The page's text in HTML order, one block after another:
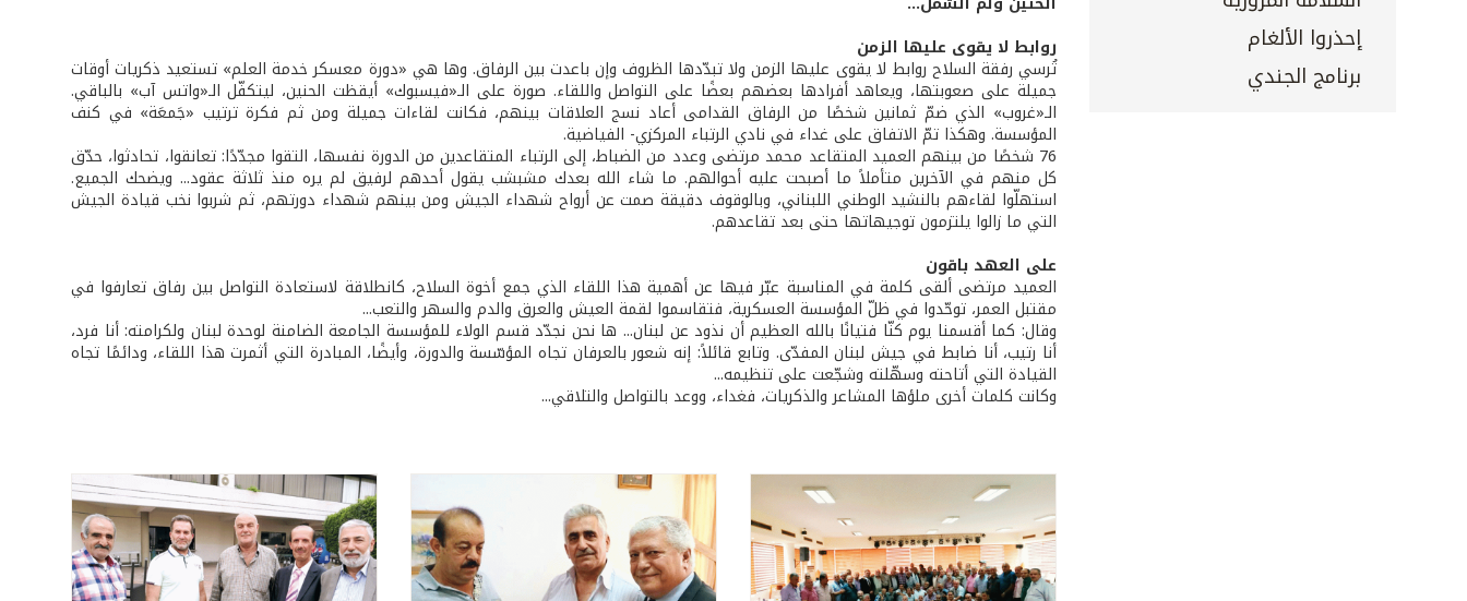
إحذروا الألغام
برنامج الجندي
روابط لا يقوى عليها الزمن
تُرسي رفقة السلاح روابط لا يقوى عليها الزمن ولا تبدّدها الظروف وإن باعدت بين الرفاق. وها هي «دورة معسكر خدمة العلم» تستعيد ذكريات أوقات
جميلة على صعوبتها، ويعاهد أفرادها بعضهم بعضًا على التواصل واللقاء. صورة على الـ«فيسبوك» أيقظت الحنين، ليتكفّل الـ«واتس آب» بالباقي.
الـ«غروب» الذي ضمّ ثمانين شخصًا من الرفاق القدامى أعاد نسج العلاقات بينهم، فكانت لقاءات جميلة ومن ثم فكرة ترتيب «جَمعَة» في كنف
المؤسسة. وهكذا تمّ الاتفاق على غداء في نادي الرتباء المركزي- الفياضية.
76 شخصًا من بينهم العميد المتقاعد محمد مرتضى وعدد من الضباط، إلى الرتباء المتقاعدين من الدورة نفسها، التقوا مجدّدًا: تعانقوا، تحادثوا، حدّق
كل منهم في الآخرين متأملاً ما أصبحت عليه أحوالهم. ما شاء الله بعدك مشبشب يقول أحدهم لرفيق لم يره منذ ثلاثة عقود... ويضحك الجميع.
استهلّوا لقاءهم بالنشيد الوطني اللبناني، وبالوقوف دقيقة صمت عن أرواح شهداء الجيش ومن بينهم شهداء دورتهم، ثم شربوا نخب قيادة الجيش
التي ما زالوا يلتزمون توجيهاتها حتى بعد تقاعدهم.
على العهد باقون
العميد مرتضى ألقى كلمة في المناسبة عبّر فيها عن أهمية هذا اللقاء الذي جمع أخوة السلاح، كانطلاقة لاستعادة التواصل بين رفاق تعارفوا في
مقتبل العمر، توحّدوا في ظلّ المؤسسة العسكرية، فتقاسموا لقمة العيش والعرق والدم والسهر والتعب...
وقال: كما أقسمنا يوم كنّا فتيانًا بالله العظيم أن نذود عن لبنان... ها نحن نجدّد قسم الولاء للمؤسسة الجامعة الضامنة لوحدة لبنان ولكرامته: أنا فرد،
أنا رتيب، أنا ضابط في جيش لبنان المفدّى. وتابع قائلاً: إنه شعور بالعرفان تجاه المؤسّسة والدورة، وأيضًا، المبادرة التي أثمرت هذا اللقاء، ودائمًا تجاه
القيادة التي أتاحته وسهّلته وشجّعت على تنظيمه...
وكانت كلمات أخرى ملؤها المشاعر والذكريات، فغداء، ووعد بالتواصل والتلاقي...